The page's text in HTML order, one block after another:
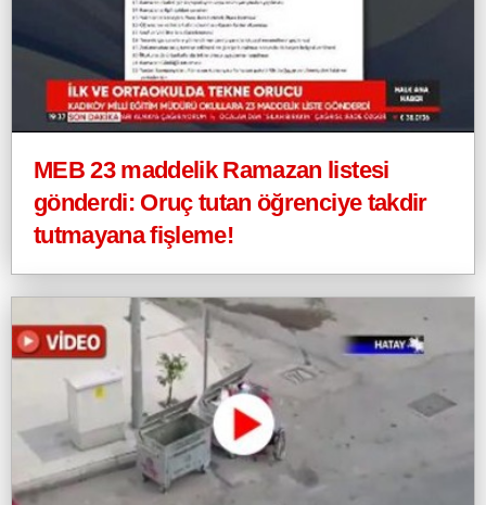
MEB 23 maddelik Ramazan listesi
gönderdi: Oruç tutan öğrenciye takdir
tutmayana fişleme!